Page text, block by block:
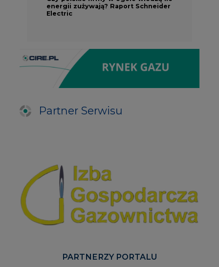
energii zużywają? Raport Schneider
Electric
Partner Serwisu
PARTNERZY PORTALU